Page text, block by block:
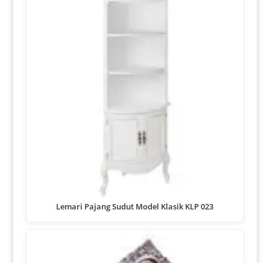
Lemari Pajang Sudut Model Klasik KLP 023